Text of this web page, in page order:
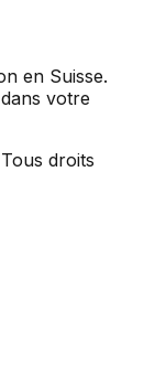
en Suisse.
votre
droits